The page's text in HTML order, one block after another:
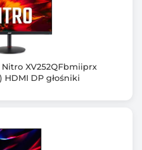
optymalnej (Hz)
XV252QFbmiiprx
HDMI DP głośniki